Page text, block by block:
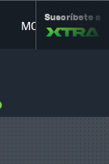
MOVILIDAD
Suscríbete a